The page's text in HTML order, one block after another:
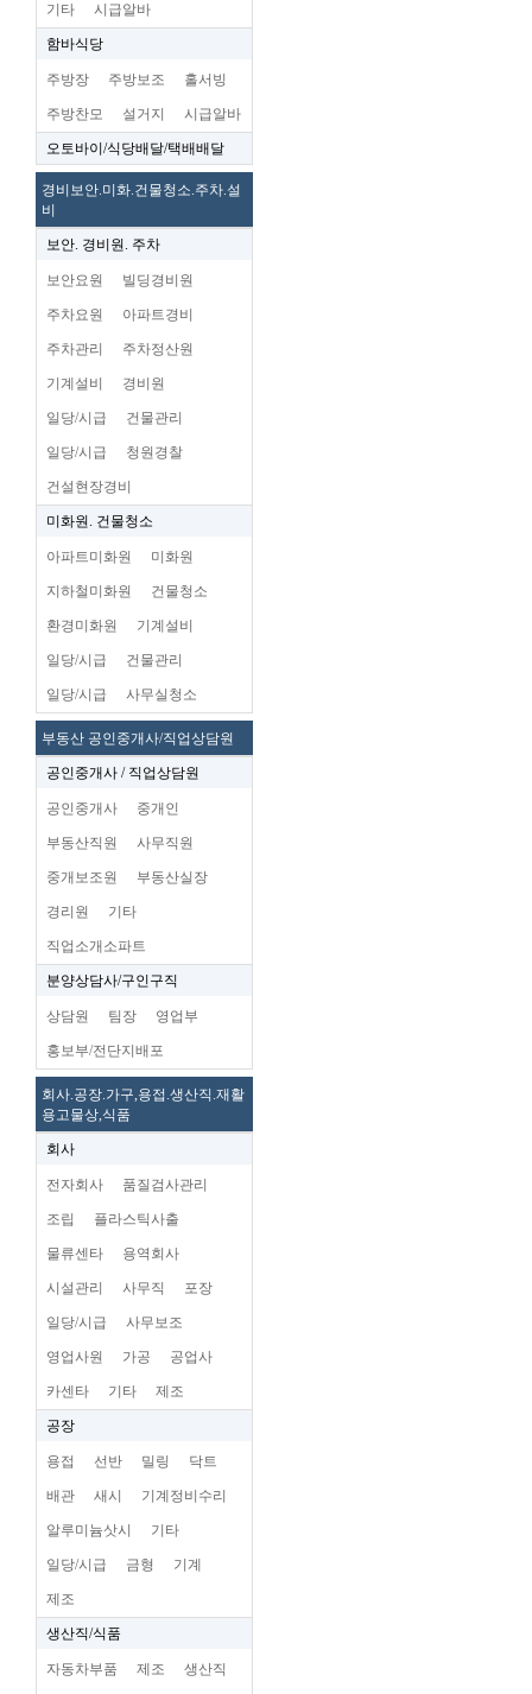
기타 시급알바
함바식당
주방장 주방보조 홀서빙
주방찬모 설거지 시급알바
오토바이/식당배달/택배배달
경비보안.미화.건물청소.주차.설
비
보안. 경비원. 주차
보안요원 빌딩경비원
주차요원 아파트경비
주차관리 주차정산원
기계설비 경비원
일당/시급 건물관리
일당/시급 청원경찰
건설현장경비
미화원. 건물청소
아파트미화원 미화원
지하철미화원 건물청소
환경미화원 기계설비
일당/시급 건물관리
일당/시급 사무실청소
부동산 공인중개사/직업상담원
공인중개사 / 직업상담원
공인중개사 중개인
부동산직원 사무직원
중개보조원 부동산실장
경리원 기타
직업소개소파트
분양상담사/구인구직
상담원 팀장 영업부
홍보부/전단지배포
회사.공장.가구,용접.생산직.재활
용고물상,식품
회사
전자회사 품질검사관리
조립 플라스틱사출
물류센타 용역회사
시설관리 사무직 포장
일당/시급 사무보조
영업사원 가공 공업사
카센타 기타 제조
공장
용접 선반 밀링 닥트
배관 새시 기계정비수리
알루미늄삿시 기타
일당/시급 금형 기계
제조
생산직/식품
자동차부품 제조 생산직